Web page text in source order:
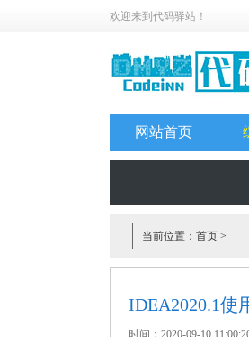
欢迎来到代码驿站！
网站首页
当前位置： 首页 >
IDEA2020.1使
时间：2020-09-10